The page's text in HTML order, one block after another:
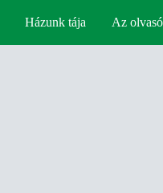
Házunk tája Az